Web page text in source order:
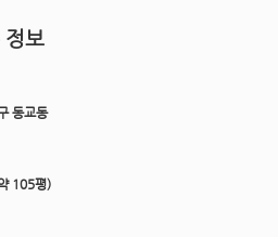
정보
동교동
105평)